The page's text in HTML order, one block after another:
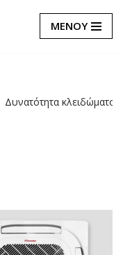
ΜΕΝΟΥ
Δυνατότητα